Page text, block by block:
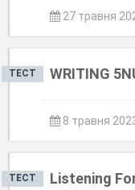
27 травня
ТЕСТ WRITING
8 травня
ТЕСТ Listening